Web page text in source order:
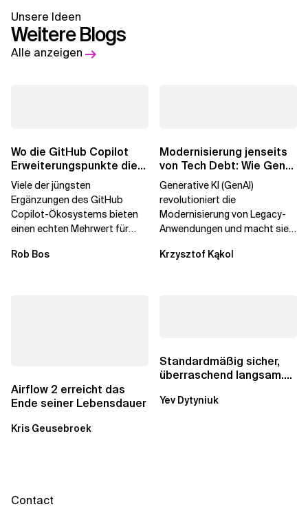
Unsere Ideen
Weitere Blogs
Alle anzeigen
Wo die GitHub Copilot
Erweiterungspunkte die
Governance brechen
Viele der jüngsten
Ergänzungen des GitHub
Copilot-Ökosystems bieten
einen echten Mehrwert für
aber auch die...
Rob Bos
Modernisierung jenseits
von Tech Debt: Wie GenAI
die
Generative KI (GenAI)
revolutioniert die
Modernisierung von Legacy-
Anwendungen und macht sie
Durch die Automatisierung...
Krzysztof Kąkol
Airflow 2 erreicht das
Ende seiner Lebensdauer
Kris Geusebroek
Standardmäßig sicher,
überraschend langsam.
über die RDS...
Yev Dytyniuk
Contact